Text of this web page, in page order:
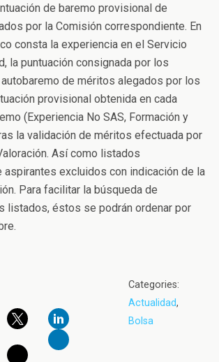
de baremo provisional de
por la Comisión correspondiente. En
consta la experiencia en el Servicio
la puntuación consignada por los
de méritos alegados por los
provisional obtenida en cada
(Experiencia No SAS, Formación y
la validación de méritos efectuada por
Así como listados
excluidos con indicación de la
Para facilitar la búsqueda de
listados, éstos se podrán ordenar por
Categories:
Actualidad,
Bolsa